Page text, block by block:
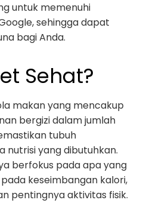
untuk memenuhi
sehingga dapat
bagi Anda.
Sehat?
makan yang mencakup
bergizi dalam jumlah
tubuh
nutrisi yang dibutuhkan.
berfokus pada apa yang
keseimbangan kalori,
pentingnya aktivitas fisik.